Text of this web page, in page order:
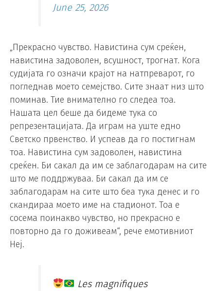
June 25, 2026
„Прекрасно чувство. Навистина сум среќен,
навистина задоволен, всушност, трогнат. Кога
судијата го означи крајот на натпреварот, го
погледнав моето семејство. Сите знаат низ што
поминав. Тие внимателно го следеа тоа.
Нашата цел беше да бидеме тука со
репрезентацијата. Да играм на уште едно
Светско првенство. И успеав да го постигнам
тоа. Навистина сум задоволен, навистина
среќен. Би сакал да им се заблагодарам на сите
што ме поддржуваа. Би сакал да им се
заблагодарам на сите што беа тука денес и го
скандираа моето име на стадионот. Тоа е
сосема поинакво чувство, но прекрасно е
повторно да го доживеам“, рече емотивниот
Неј.
Les magnifiques